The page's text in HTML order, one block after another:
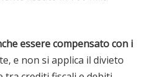
essere compensato con i
e non si applica il divieto